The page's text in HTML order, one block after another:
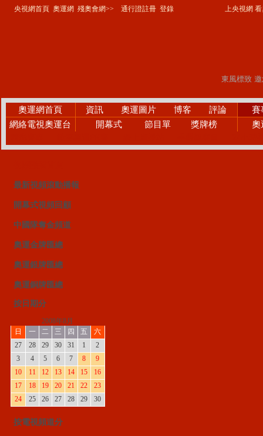
央視網首頁 奧運網 殘奧會網>> 通行證註冊 登錄 上央視網 看奧
奧運網首頁 資訊 奧運圖片 博客 評論
賽
網絡電視奧運台
開幕式 節目單 獎牌榜 奧
最新視頻滾動播報
開幕式視頻回顧
中國隊奪金頻道
奧運金牌匯總
奧運銀牌匯總
奧運銅牌匯總
按日期分
2008年8月
日
一 二 三 四 五
六
27
28 29 30 31 1
2
3
4 5 6 7 8
9
10
11 12 13 14 15
16
17
18 19 20 21 22
23
24
25 26 27 28 29 30
按電視頻道分